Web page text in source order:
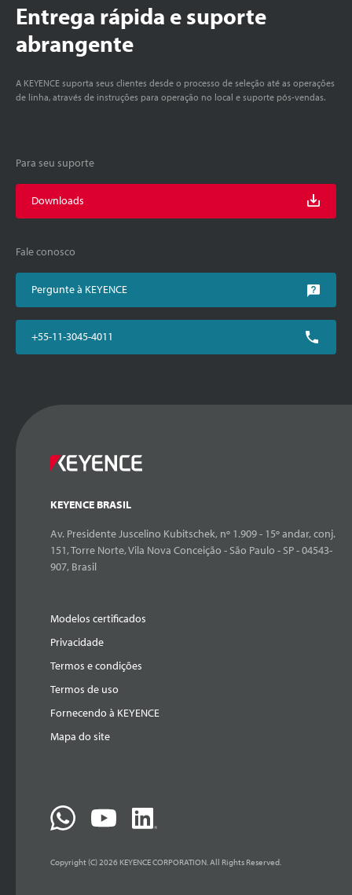
Entrega rápida e suporte
abrangente
A KEYENCE suporta seus clientes desde o processo de seleção até as operações
de linha, através de instruções para operação no local e suporte pós-vendas.
Para seu suporte
Downloads
Fale conosco
Pergunte à KEYENCE
+55-11-3045-4011
KEYENCE BRASIL
Av. Presidente Juscelino Kubitschek, nº 1.909 - 15º andar, conj.
151, Torre Norte, Vila Nova Conceição - São Paulo - SP - 04543-
907, Brasil
Modelos certificados
Privacidade
Termos e condições
Termos de uso
Fornecendo à KEYENCE
Mapa do site
Copyright (C) 2026 KEYENCE CORPORATION. All Rights Reserved.